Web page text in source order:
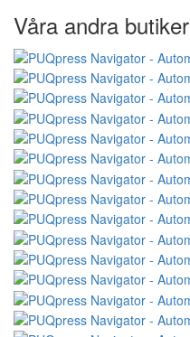
Våra andra butiker